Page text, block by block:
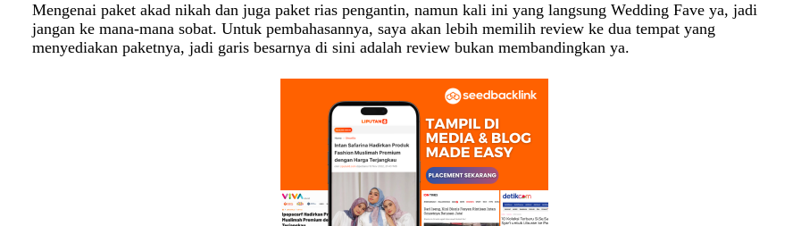
Mengenai paket akad nikah dan juga paket rias pengantin, namun kali ini yang langsung Wedding Fave ya, jadi
jangan ke mana-mana sobat. Untuk pembahasannya, saya akan lebih memilih review ke dua tempat yang
menyediakan paketnya, jadi garis besarnya di sini adalah review bukan membandingkan ya.